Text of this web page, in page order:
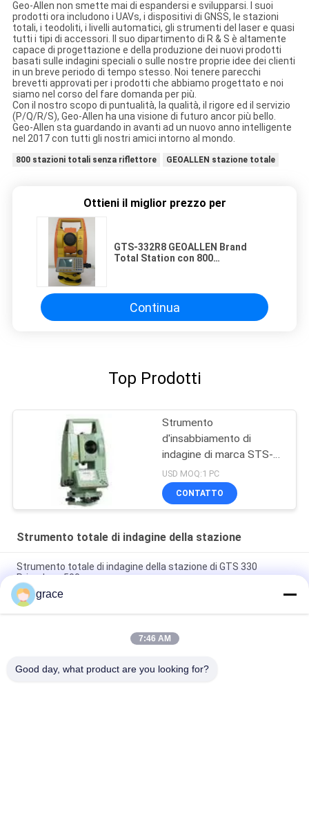
Geo-Allen non smette mai di espandersi e svilupparsi. I suoi
prodotti ora includono i UAVs, i dispositivi di GNSS, le stazioni
totali, i teodoliti, i livelli automatici, gli strumenti del laser e quasi
tutti i tipi di accessori. Il suo dipartimento di R & S è altamente
capace di progettazione e della produzione dei nuovi prodotti
basati sulle indagini speciali o sulle nostre proprie idee dei clienti
in un breve periodo di tempo stesso. Noi tenere parecchi
brevetti approvati per i prodotti che abbiamo progettato e noi
siamo nel corso del fare domanda per più.
Con il nostro scopo di puntualità, la qualità, il rigore ed il servizio
(P/Q/R/S), Geo-Allen ha una visione di futuro ancor più bello.
Geo-Allen sta guardando in avanti ad un nuovo anno intelligente
nel 2017 con tutti gli nostri amici intorno al mondo.
800 stazioni totali senza riflettore GEOALLEN stazione totale
Ottieni il miglior prezzo per
GTS-332R8 GEOALLEN Brand
Total Station con 800
Continua
Top Prodotti
Strumento
d'insabbiamento di
indagine di marca STS-
752R6 600M Prismless
Total Station
USD MOQ:1 PC
CONTATTO
Strumento totale di indagine della stazione
Strumento totale di indagine della stazione di GTS 330
Prismless 500m
GTS 340 5" strumento totale di indagine della stazione di
Prismless 600m
GTS-332R8 GEOALLEN Brand Total Station con
grace
7:46 AM
Good day, what product are you looking for?